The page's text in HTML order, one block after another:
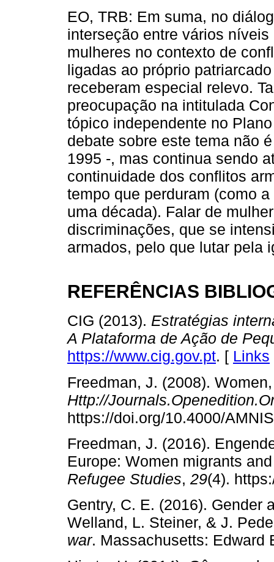
EO, TRB: Em suma, no
interseção entre vários
mulheres no contexto de
ligadas ao próprio
receberam especial relevo.
preocupação na intitulada
tópico independente no
debate sobre este tema não
1995 -, mas continua sendo
continuidade dos conflitos
tempo que perduram (como
uma década). Falar de
discriminações, que se
armados, pelo que lutar pela
REFERÊNCIAS
CIG (2013). Estratégias
A Plataforma de Ação de
https://www.cig.gov.pt. [ Links
Freedman, J. (2008).
Http://
https://doi.org/10.4000/
Freedman, J. (2016).
Europe: Women migrants
Refugee Studies, 29(4).
Gentry, C. E. (2016). Gender
Welland, L. Steiner, & J.
war. Massachusetts: Edward